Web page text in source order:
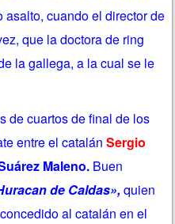
cuando el director de
que la doctora de ring
la gallega, a la cual se le
de cuartos de final de los
entre el catalánSergio
Maleno. Buen
de Caldas»,quien
al catalán en el